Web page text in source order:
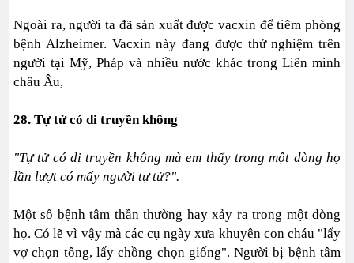
Ngoài ra, người ta đã sản xuất được vacxin để tiêm phòng
bệnh Alzheimer. Vacxin này đang được thử nghiệm trên
người tại Mỹ, Pháp và nhiều nước khác trong Liên minh
châu Âu,
28. Tự tử có di truyền không
"Tự tử có di truyền không mà em thấy trong một dòng họ
lần lượt có mấy người tự tử?".
Một số bệnh tâm thần thường hay xảy ra trong một dòng
họ. Có lẽ vì vậy mà các cụ ngày xưa khuyên con cháu "lấy
vợ chọn tông, lấy chồng chọn giống". Người bị bệnh tâm